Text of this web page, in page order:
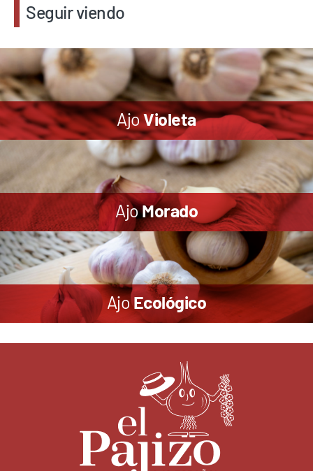
Seguir viendo
AjoVioleta
AjoMorado
AjoEcológico